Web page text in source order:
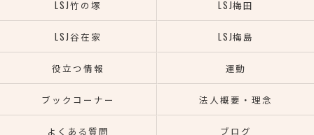
LSJ竹の塚 LSJ梅田
LSJ谷在家 LSJ梅島
役立つ情報 運動
ブックコーナー 法人概要・理念
よくある質問 ブログ